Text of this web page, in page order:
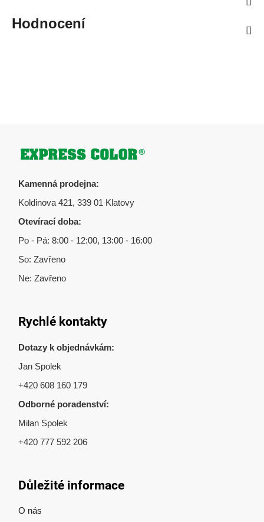
Hodnocení
Zápatí
Kamenná prodejna:
Koldinova 421, 339 01 Klatovy
Otevírací doba:
Po - Pá: 8:00 - 12:00, 13:00 - 16:00
So: Zavřeno
Ne: Zavřeno
Rychlé kontakty
Dotazy k objednávkám:
Jan Spolek
+420 608 160 179
Odborné poradenství:
Milan Spolek
+420 777 592 206
Důležité informace
O nás